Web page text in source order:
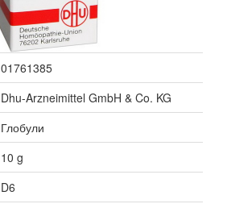
01761385
Dhu-Arzneimittel GmbH & Co. KG
Глобули
10 g
D6